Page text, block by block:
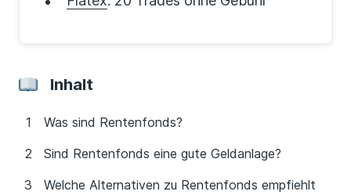
Inhalt
Was sind Rentenfonds?
Sind Rentenfonds eine gute Geldanlage?
Welche Alternativen zu Rentenfonds empfiehlt